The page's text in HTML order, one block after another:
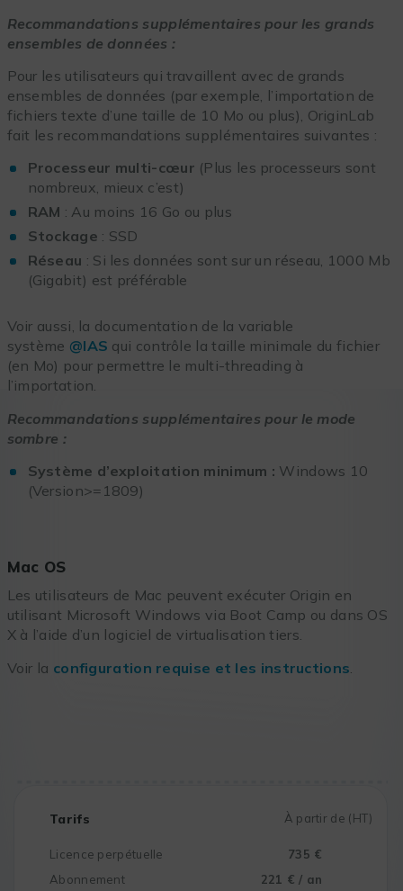
Recommandations supplémentaires pour les grands
ensembles de données :
Pour les utilisateurs qui travaillent avec de grands
ensembles de données (par exemple, l’importation de
fichiers texte d’une taille de 10 Mo ou plus), OriginLab
fait les recommandations supplémentaires suivantes :
Processeur multi-cœur (Plus les processeurs sont
nombreux, mieux c’est)
RAM : Au moins 16 Go ou plus
Stockage : SSD
Réseau : Si les données sont sur un réseau, 1000 Mb
(Gigabit) est préférable
Voir aussi, la documentation de la variable
système @IAS qui contrôle la taille minimale du fichier
(en Mo) pour permettre le multi-threading à
l’importation.
Recommandations supplémentaires pour le mode
sombre :
Système d’exploitation minimum : Windows 10
(Version>=1809)
Mac OS
Les utilisateurs de Mac peuvent exécuter Origin en
utilisant Microsoft Windows via Boot Camp ou dans OS
X à l’aide d’un logiciel de virtualisation tiers.
Voir la configuration requise et les instructions
À partir de (HT)
Tarifs
Licence perpétuelle
735 €
Abonnement
221 € / an